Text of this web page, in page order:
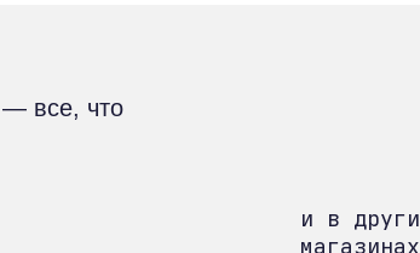
все, что
и в
магазинах